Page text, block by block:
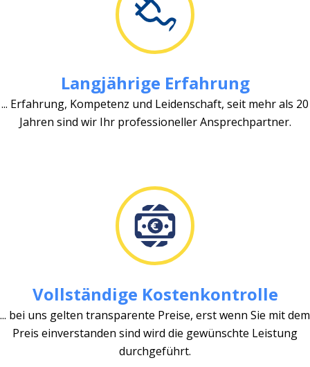
Langjährige Erfahrung
... Erfahrung, Kompetenz und Leidenschaft, seit mehr als 20
Jahren sind wir Ihr professioneller Ansprechpartner.
Vollständige Kostenkontrolle
... bei uns gelten transparente Preise, erst wenn Sie mit dem
Preis einverstanden sind wird die gewünschte Leistung
durchgeführt.